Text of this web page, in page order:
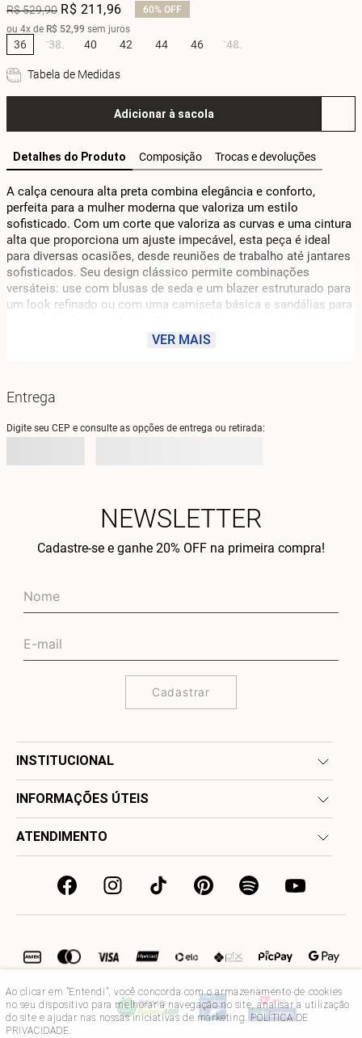
Ao clicar em "Entendi", você concorda com o armazenamento de cookies
no seu dispositivo para melhorar a navegação no site, analisar a utilização
do site e ajudar nas nossas iniciativas de marketing. POLÍTICA DE
PRIVACIDADE.
R$529,90 R$ 211 ,96 60% OFF
ou 4x de R$ 52,99 sem juros
36 38 40 42 44 46 48
Tabela de Medidas
Adicionar à sacola
Detalhes do Produto Composição Trocas e devoluções
A calça cenoura alta preta combina elegância e conforto,
perfeita para a mulher moderna que valoriza um estilo
sofisticado. Com um corte que valoriza as curvas e uma cintura
alta que proporciona um ajuste impecável, esta peça é ideal
para diversas ocasiões, desde reuniões de trabalho até jantares
sofisticados. Seu design clássico permite combinações
versáteis: use com blusas de seda e um blazer estruturado para
um look refinado ou com uma camiseta básica e sandálias para
produto, mas um colar delicado e brincos elegantes podem
VER MAIS
Entrega
Digite seu CEP e consulte as opções de entrega ou retirada:
NEWSLETTER
Cadastre-se e ganhe 20% OFF na primeira compra!
Cadastrar
INSTITUCIONAL
INFORMAÇÕES ÚTEIS
ATENDIMENTO